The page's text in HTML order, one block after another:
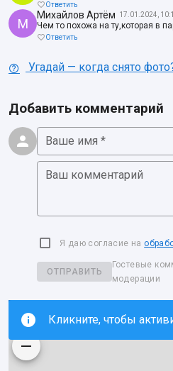
Ответить
М
Михайлов Артём 17.01.2024,
Чем то похожа на ту,которая в
Ответить
Угадай — когда снято
Добавить комментарий
Ваше имя *
Ваш комментарий
Я даю согласие на
ОТПРАВИТЬ
Гостевые
модерации
Кликните, чтобы